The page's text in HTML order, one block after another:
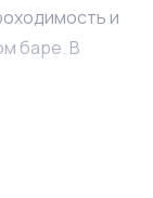
и
баре. В
с